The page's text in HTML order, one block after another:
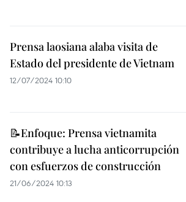
Prensa laosiana alaba visita de
Estado del presidente de Vietnam
12/07/2024 10:10
📝Enfoque: Prensa vietnamita
contribuye a lucha anticorrupción
con esfuerzos de construcción
21/06/2024 10:13